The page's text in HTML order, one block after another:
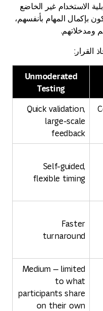
الاستخدام غير الخاضع
بإكمال المهام بأنفسهم،
القرار:
Unmoderated
Testing
Quick validation,
large-scale
feedback
Self-guided,
flexible timing
Faster
turnaround
Medium — limited
to what
participants share
on their own